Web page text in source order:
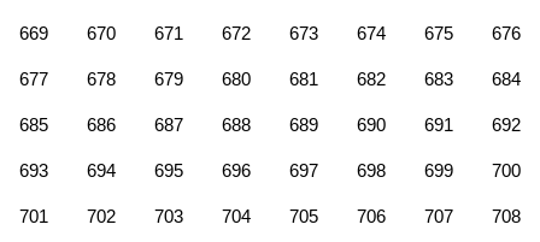
669 670 671 672 673 674 675 676
677 678 679 680 681 682 683 684
685 686 687 688 689 690 691 692
693 694 695 696 697 698 699 700
701 702 703 704 705 706 707 708